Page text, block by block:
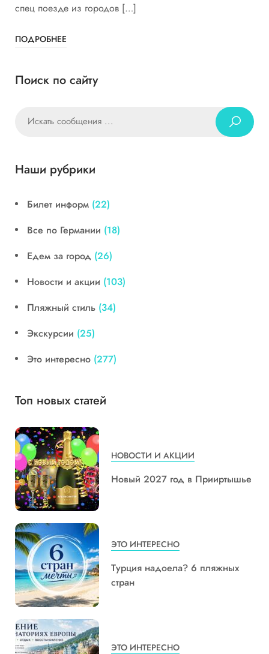
спец поезде из городов […]
ПОДРОБНЕЕ
Поиск по сайту
Наши рубрики
Билет информ (22)
Все по Германии (18)
Едем за город (26)
Новости и акции (103)
Пляжный стиль (34)
Экскурсии (25)
Это интересно (277)
Топ новых статей
НОВОСТИ И АКЦИИ
Новый 2027 год в Прииртышье
ЭТО ИНТЕРЕСНО
Турция надоела? 6 пляжных
стран
ЭТО ИНТЕРЕСНО